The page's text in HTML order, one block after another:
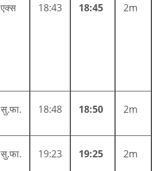
एक्स 18:43 18:45 2m
सु.फा. 18:48 18:50 2m
सु.फा. 19:23 19:25 2m